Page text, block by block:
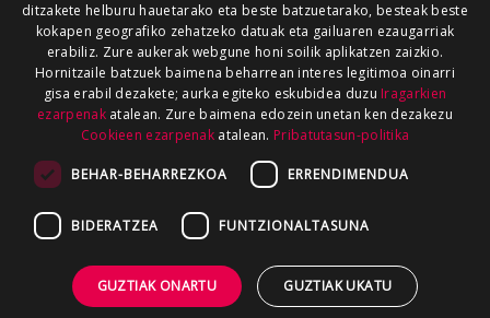
ditzakete helburu hauetarako eta beste batzuetarako, besteak beste
kokapen geografiko zehatzeko datuak eta gailuaren ezaugarriak
erabiliz. Zure aukerak webgune honi soilik aplikatzen zaizkio.
Hornitzaile batzuek baimena beharrean interes legitimoa oinarri
gisa erabil dezakete; aurka egiteko eskubidea duzu Iragarkien
ezarpenakatalean. Zure baimena edozein unetan ken dezakezu
Cookieen ezarpenak atalean. Pribatutasun-politika
BEHAR-BEHARREZKOA ERRENDIMENDUA
BIDERATZEA FUNTZIONALTASUNA
GUZTIAK ONARTU GUZTIAK UKATU